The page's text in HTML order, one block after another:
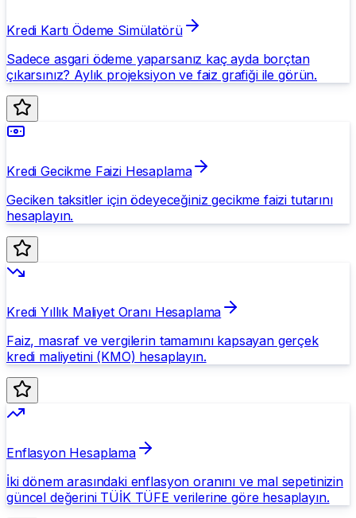
Kredi Kartı Ödeme Simülatörü
Sadece asgari ödeme yaparsanız kaç ayda borçtan
çıkarsınız? Aylık projeksiyon ve faiz grafiği ile görün.
Kredi Gecikme Faizi Hesaplama
Geciken taksitler için ödeyeceğiniz gecikme faizi tutarını
hesaplayın.
Kredi Yıllık Maliyet Oranı Hesaplama
Faiz, masraf ve vergilerin tamamını kapsayan gerçek
kredi maliyetini (KMO) hesaplayın.
Enflasyon Hesaplama
İki dönem arasındaki enflasyon oranını ve mal sepetinizin
güncel değerini TÜİK TÜFE verilerine göre hesaplayın.